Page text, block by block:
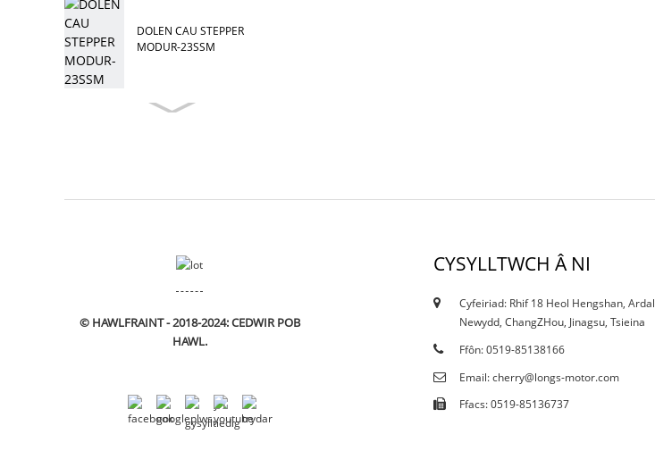
DOLEN CAU STEPPER
MODUR-23SSM
© HAWLFRAINT - 2018-2024: CEDWIR POB
HAWL.
CYSYLLTWCH Â NI
Cyfeiriad: Rhif 18 Heol Hengshan, Ardal
Newydd, ChangZHou, Jinagsu, Tsieina
Ffôn: 0519-85138166
Email: cherry@longs-motor.com
Ffacs: 0519-85136737
18/10/19
Tystysgrifau